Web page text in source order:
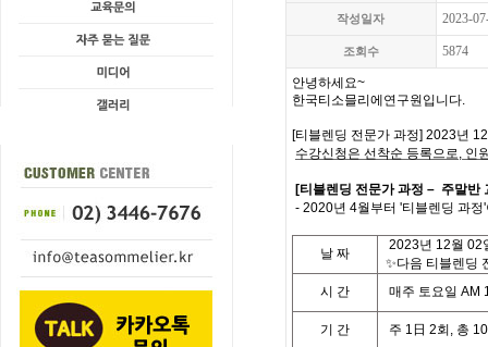
작성일자 2023-
조회수 5874
안녕하세요~
한국티소믈리에연구원입니다.
[티블렌딩 전문가 과정] 2023년 12
수강신청은 선착순 등록으로, 인
[티블렌딩 전문가 과정 – 주말반
- 2020년 4월부터 '티블렌딩 과정'
날 짜
2023년 12월 02
✨다음 티블렌딩
시
간 매주 토요일 AM
기 간 주 1 日 2회 , 총 10